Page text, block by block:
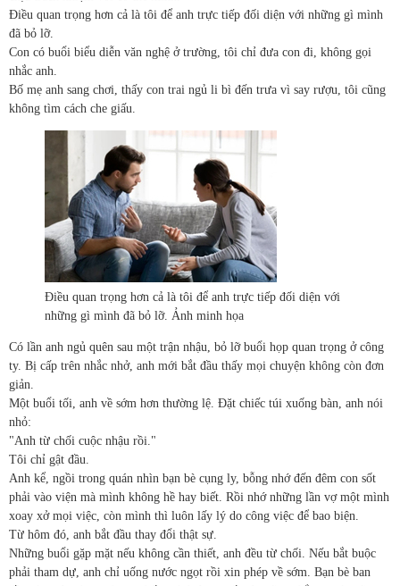
Điều quan trọng hơn cả là tôi để anh trực tiếp đối diện với những gì mình
đã bỏ lỡ.
Con có buổi biểu diễn văn nghệ ở trường, tôi chỉ đưa con đi, không gọi
nhắc anh.
Bố mẹ anh sang chơi, thấy con trai ngủ li bì đến trưa vì say rượu, tôi cũng
không tìm cách che giấu.
Điều quan trọng hơn cả là tôi để anh trực tiếp đối diện với
những gì mình đã bỏ lỡ. Ảnh minh họa
Có lần anh ngủ quên sau một trận nhậu, bỏ lỡ buổi họp quan trọng ở công
ty. Bị cấp trên nhắc nhở, anh mới bắt đầu thấy mọi chuyện không còn đơn
giản.
Một buổi tối, anh về sớm hơn thường lệ. Đặt chiếc túi xuống bàn, anh nói
nhỏ:
"Anh từ chối cuộc nhậu rồi."
Tôi chỉ gật đầu.
Anh kể, ngồi trong quán nhìn bạn bè cụng ly, bỗng nhớ đến đêm con sốt
phải vào viện mà mình không hề hay biết. Rồi nhớ những lần vợ một mình
xoay xở mọi việc, còn mình thì luôn lấy lý do công việc để bao biện.
Từ hôm đó, anh bắt đầu thay đổi thật sự.
Những buổi gặp mặt nếu không cần thiết, anh đều từ chối. Nếu bắt buộc
phải tham dự, anh chỉ uống nước ngọt rồi xin phép về sớm. Bạn bè ban